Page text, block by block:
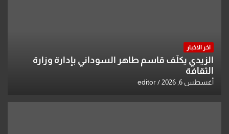
اخر الاخبار
الزيدي يكلّف قاسم طاهر السوداني بإدارة وزارة
الثقافة
أغسطس 6, 2026 editor